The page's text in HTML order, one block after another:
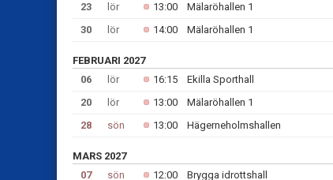
23
lör 13:00 Mälaröhallen 1
30
lör 14:00 Mälaröhallen 1
FEBRUARI 2027
06
lör 16:15 Ekilla Sporthall
20
lör 13:00 Mälaröhallen 1
28
sön 13:00 Hägerneholmshallen
MARS 2027
07
sön 12:00 Brygga idrottshall